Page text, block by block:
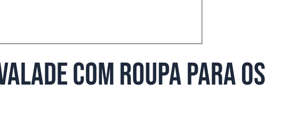
com roupa para os